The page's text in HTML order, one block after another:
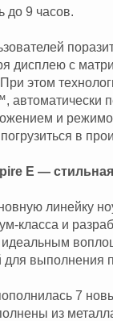
до 9 часов.
дисплею с
этом
автоматически
и
в
E —
линейку
класса и
идеальным
для выполнения
7
из